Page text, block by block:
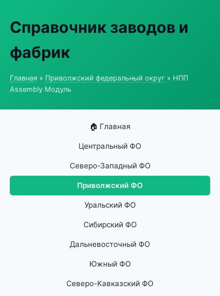
Справочник заводов и
фабрик
Главная » Приволжский федеральный округ » НПП
Assembly Модуль
🏠 Главная
Центральный ФО
Северо-Западный ФО
Приволжский ФО
Уральский ФО
Сибирский ФО
Дальневосточный ФО
Южный ФО
Северо-Кавказский ФО